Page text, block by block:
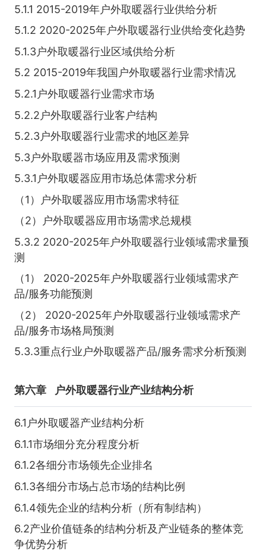
5.1.1 2015-2019年户外取暖器行业供给分析
5.1.2 2020-2025年户外取暖器行业供给变化趋势
5.1.3户外取暖器行业区域供给分析
5.2 2015-2019年我国户外取暖器行业需求情况
5.2.1户外取暖器行业需求市场
5.2.2户外取暖器行业客户结构
5.2.3户外取暖器行业需求的地区差异
5.3户外取暖器市场应用及需求预测
5.3.1户外取暖器应用市场总体需求分析
（1）户外取暖器应用市场需求特征
（2）户外取暖器应用市场需求总规模
5.3.2 2020-2025年户外取暖器行业领域需求量预
测
（1） 2020-2025年户外取暖器行业领域需求产
品/服务功能预测
（2） 2020-2025年户外取暖器行业领域需求产
品/服务市场格局预测
5.3.3重点行业户外取暖器产品/服务需求分析预测
第六章 户外取暖器行业产业结构分析
6.1户外取暖器产业结构分析
6.1.1市场细分充分程度分析
6.1.2各细分市场领先企业排名
6.1.3各细分市场占总市场的结构比例
6.1.4领先企业的结构分析（所有制结构）
6.2产业价值链条的结构分析及产业链条的整体竞
争优势分析